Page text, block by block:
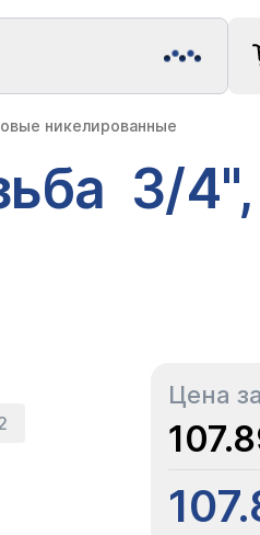
никелированные
3/
Цена